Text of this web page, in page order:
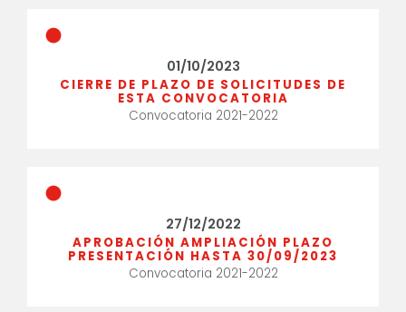
01/10/2023
CIERRE DE PLAZO DE SOLICITUDES DE
ESTA CONVOCATORIA
Convocatoria 2021-2022
27/12/2022
APROBACIÓN AMPLIACIÓN PLAZO
PRESENTACIÓN HASTA 30/09/2023
Convocatoria 2021-2022